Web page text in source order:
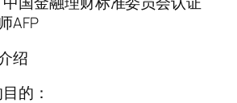
AFP
绍
的：